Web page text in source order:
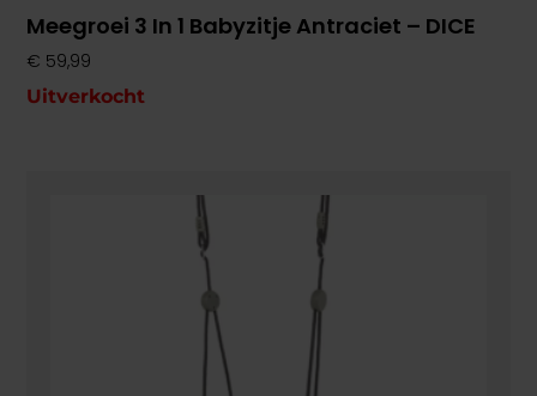
Meegroei 3 In 1 Babyzitje Antraciet – DICE
€ 59,99
Uitverkocht